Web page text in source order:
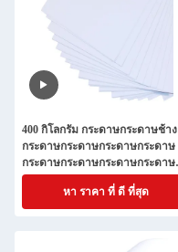
400 กิโลกรัม กระดาษกระดาษช้าง
กระดาษกระดาษกระดาษกระดาษ
กระดาษกระดาษกระดาษกระดาษ
กระดาษกระดาษกระดาษกระดาษ
กระดาษกระดาษกระดาษกระดาษ
กระดาษกระดาษกระดาษกระดาษ
กระดาษกระดาษกระดาษกระดาษ
หา ราคา ที่ ดี ที่สุด